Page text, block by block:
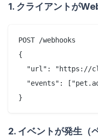
1. クライアントが
POST /webhooks
{
"url": "https://
"events":
2. イベントが発生（